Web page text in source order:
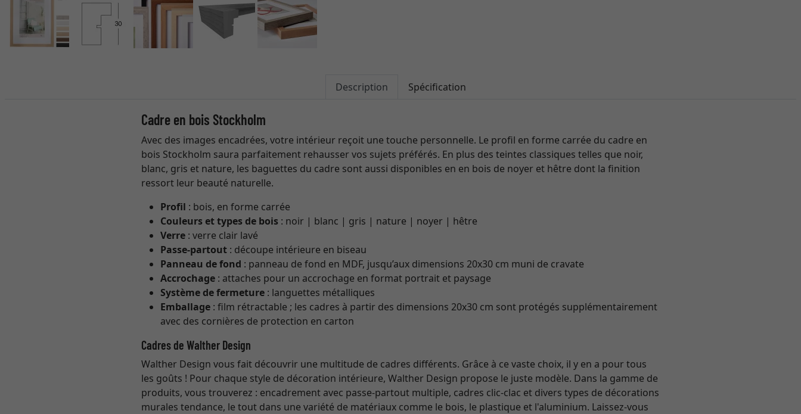
Description Spécification
Cadre en bois Stockholm
Avec des images encadrées, votre intérieur reçoit une touche personnelle. Le profil en forme carrée du cadre en
bois Stockholm saura parfaitement rehausser vos sujets préférés. En plus des teintes classiques telles que noir,
blanc, gris et nature, les baguettes du cadre sont aussi disponibles en en bois de noyer et hêtre dont la finition
ressort leur beauté naturelle.
Profil : bois, en forme carrée
Couleurs et types de bois : noir | blanc | gris | nature | noyer | hêtre
Verre : verre clair lavé
Passe-partout : découpe intérieure en biseau
Panneau de fond : panneau de fond en MDF, jusqu’aux dimensions 20x30 cm muni de cravate
Accrochage : attaches pour un accrochage en format portrait et paysage
Système de fermeture : languettes métalliques
Emballage : film rétractable ; les cadres à partir des dimensions 20x30 cm sont protégés supplémentairement
avec des cornières de protection en carton
Cadres de Walther Design
Walther Design vous fait découvrir une multitude de cadres différents. Grâce à ce vaste choix, il y en a pour tous
les goûts ! Pour chaque style de décoration intérieure, Walther Design propose le juste modèle. Dans la gamme de
produits, vous trouverez : encadrement avec passe-partout multiple, cadres clic-clac et divers types de décorations
murales tendance, le tout dans une variété de matériaux comme le bois, le plastique et l'aluminium. Laissez-vous